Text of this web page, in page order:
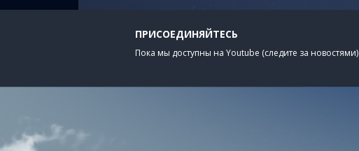
ПРИСОЕДИНЯЙТЕСЬ
Пока мы доступны на Youtube (следите за новостями)